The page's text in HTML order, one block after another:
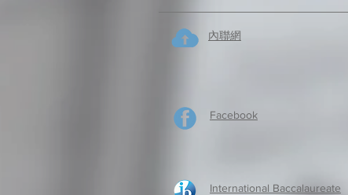
內聯網
Facebook
International Baccalaureate